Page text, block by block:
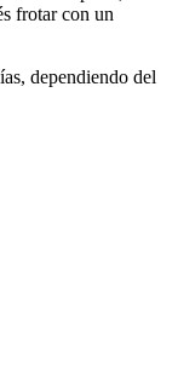
frotar con un
dependiendo del